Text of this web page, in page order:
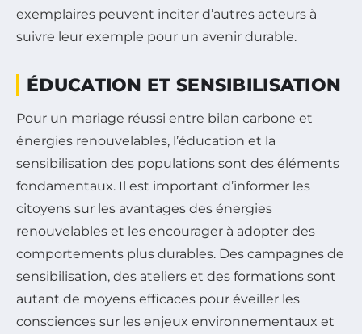
exemplaires peuvent inciter d’autres acteurs à
suivre leur exemple pour un avenir durable.
ÉDUCATION ET SENSIBILISATION
Pour un mariage réussi entre bilan carbone et
énergies renouvelables, l’éducation et la
sensibilisation des populations sont des éléments
fondamentaux. Il est important d’informer les
citoyens sur les avantages des énergies
renouvelables et les encourager à adopter des
comportements plus durables. Des campagnes de
sensibilisation, des ateliers et des formations sont
autant de moyens efficaces pour éveiller les
consciences sur les enjeux environnementaux et